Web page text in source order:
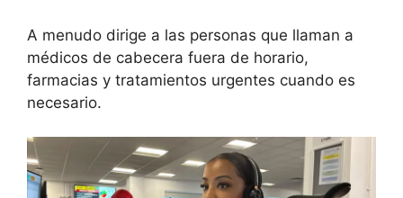
A menudo dirige a las personas que llaman a
médicos de cabecera fuera de horario,
farmacias y tratamientos urgentes cuando es
necesario.